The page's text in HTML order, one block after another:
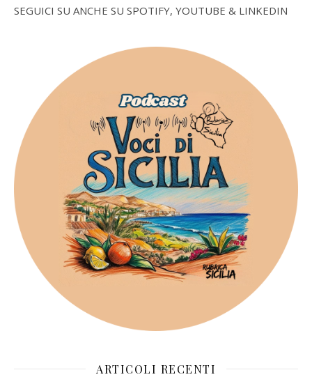
SEGUICI SU ANCHE SU SPOTIFY, YOUTUBE & LINKEDIN
ARTICOLI RECENTI